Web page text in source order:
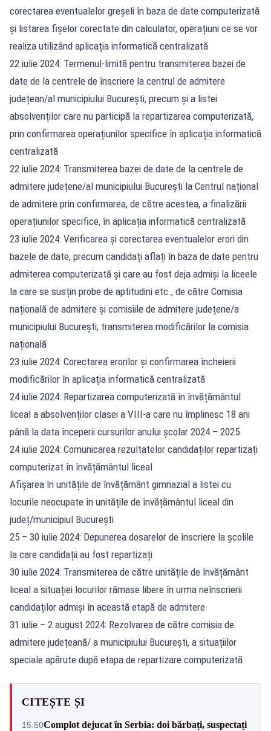
corectarea eventualelor greșeli în baza de date computerizată
și listarea fișelor corectate din calculator, operațiuni ce se vor
realiza utilizând aplicația informatică centralizată
22 iulie 2024: Termenul-limită pentru transmiterea bazei de
date de la centrele de înscriere la centrul de admitere
județean/al municipiului București, precum și a listei
absolvenților care nu participă la repartizarea computerizată,
prin confirmarea operațiunilor specifice în aplicația informatică
centralizată
22 iulie 2024: Transmiterea bazei de date de la centrele de
admitere județene/al municipiului București la Centrul național
de admitere prin confirmarea, de către acestea, a finalizării
operațiunilor specifice, în aplicația informatică centralizată
23 iulie 2024: Verificarea și corectarea eventualelor erori din
bazele de date, precum candidați aflați în baza de date pentru
admiterea computerizată și care au fost deja admiși la liceele
la care se susțin probe de aptitudini etc., de către Comisia
națională de admitere și comisiile de admitere județene/a
municipiului București; transmiterea modificărilor la comisia
națională
23 iulie 2024: Corectarea erorilor și confirmarea încheierii
modificărilor în aplicația informatică centralizată
24 iulie 2024: Repartizarea computerizată în învățământul
liceal a absolvenților clasei a VIII-a care nu împlinesc 18 ani
până la data începerii cursurilor anului școlar 2024 – 2025
24 iulie 2024: Comunicarea rezultatelor candidaților repartizați
computerizat în învățământul liceal
Afișarea în unitățile de învățământ gimnazial a listei cu
locurile neocupate în unitățile de învățământul liceal din
județ/municipiul București
25 – 30 iulie 2024: Depunerea dosarelor de înscriere la școlile
la care candidații au fost repartizați
30 iulie 2024: Transmiterea de către unitățile de învățământ
liceal a situației locurilor rămase libere în urma neînscrierii
candidaților admiși în această etapă de admitere
31 iulie – 2 august 2024: Rezolvarea de către comisia de
admitere județeană/ a municipiului București, a situațiilor
speciale apărute după etapa de repartizare computerizată
CITEȘTE ȘI
15:50Complot dejucat în Serbia: doi bărbați, suspectați